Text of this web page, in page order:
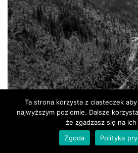
Ta strona korzysta z ciasteczek
najwyższym poziomie. Dalsze
że zgadzasz się na
Zgoda
Polityka